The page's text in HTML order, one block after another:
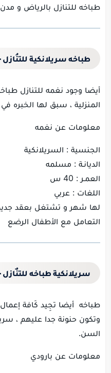
طباخه للتنازل بالرياض و
طباخه سريلانكية
أيضا وجود نغمه للتنازل
المنزلية ، سبق لها الخبره في
معلومات عن نغمه
الجنسية : السريلانكية
الديانـة : مسلمه
العمـر : 40 س
اللغات : عربي
لها شهر و تشتغل بعقد
التعامل مع الأطفال الرضع
سريلانكية طباخه
طباخه أيضا تجِيد كَافة إعمال
وتكون حنونة جدا عليهم ،
السن.
معلومات عن بارودي